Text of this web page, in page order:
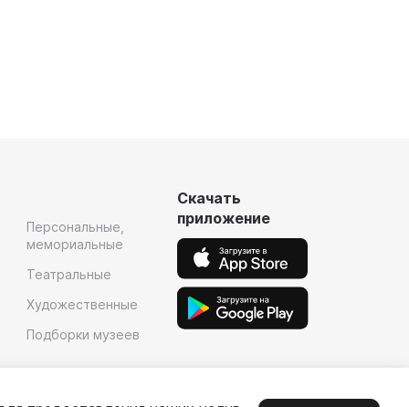
Персональные,
мемориальные
Театральные
Художественные
Подборки музеев
Скачать
приложение